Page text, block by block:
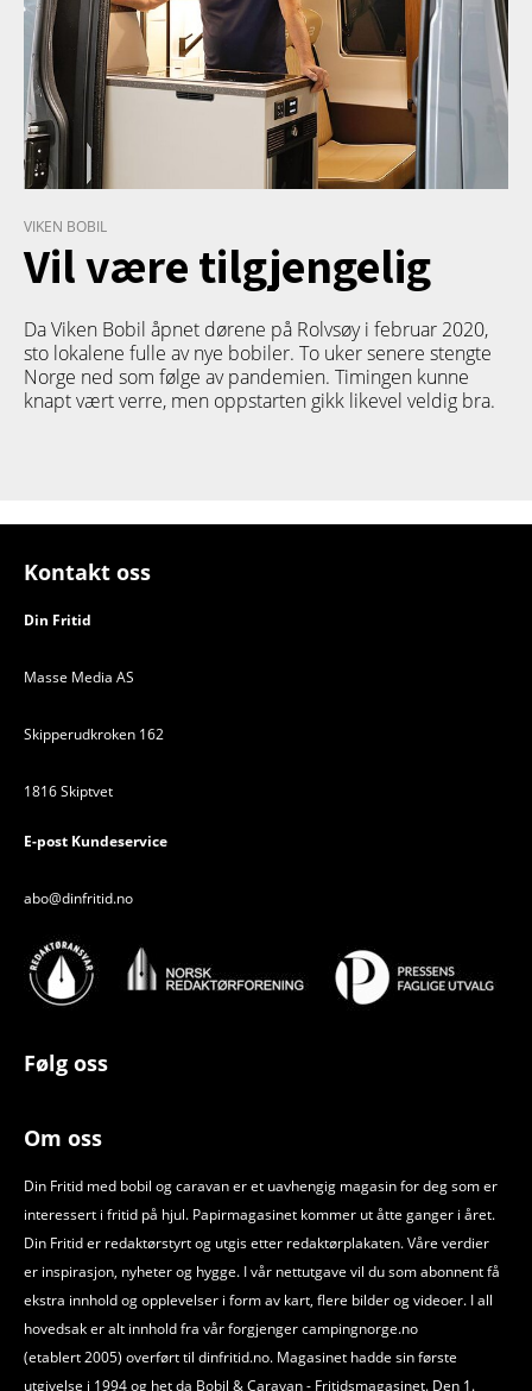
VIKEN BOBIL
Vil være tilgjengelig
Da Viken Bobil åpnet dørene på Rolvsøy i februar 2020,
sto lokalene fulle av nye bobiler. To uker senere stengte
Norge ned som følge av pandemien. Timingen kunne
knapt vært verre, men oppstarten gikk likevel veldig bra.
Kontakt oss
Din Fritid
Masse Media AS
Skipperudkroken 162
1816 Skiptvet
E-post Kundeservice
abo@dinfritid.no
Følg oss
Om oss
Din Fritid med bobil og caravan er et uavhengig magasin for deg som er
interessert i fritid på hjul. Papirmagasinet kommer ut åtte ganger i året.
Din Fritid er redaktørstyrt og utgis etter redaktørplakaten. Våre verdier
er inspirasjon, nyheter og hygge. I vår nettutgave vil du som abonnent få
ekstra innhold og opplevelser i form av kart, flere bilder og videoer. I all
hovedsak er alt innhold fra vår forgjenger campingnorge.no
(etablert 2005) overført til dinfritid.no. Magasinet hadde sin første
utgivelse i 1994 og het da Bobil &Caravan - Fritidsmagasinet. Den 1.